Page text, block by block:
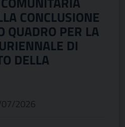
CONCLUSIONE
QUADRO PER LA
DI
DELLA
2026